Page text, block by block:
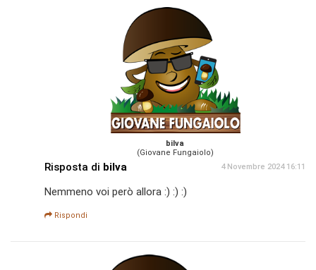
bilva
(Giovane Fungaiolo)
Risposta di bilva 4 Novembre 2024 16:11
Nemmeno voi però allora :) :) :)
Rispondi